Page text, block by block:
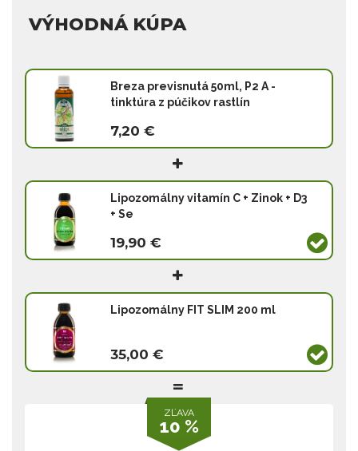
VÝHODNÁ KÚPA
Breza previsnutá 50ml, P2 A -
tinktúra z púčikov rastlín
7,20 €
Lipozomálny vitamín C + Zinok + D3
+ Se
19,90 €
Lipozomálny FIT SLIM 200 ml
35,00 €
ZĽAVA
10 %